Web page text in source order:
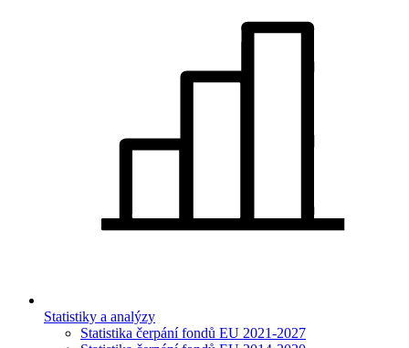
Statistiky a analýzy
Statistika čerpání fondů EU 2021-2027